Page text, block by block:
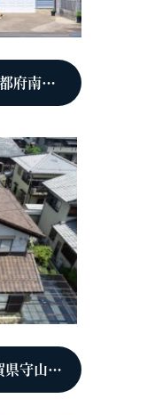
カバー工法・外壁塗装 京都府南丹市 M様
ROOGA(ルーガ) 雅 滋賀県守山市 N様